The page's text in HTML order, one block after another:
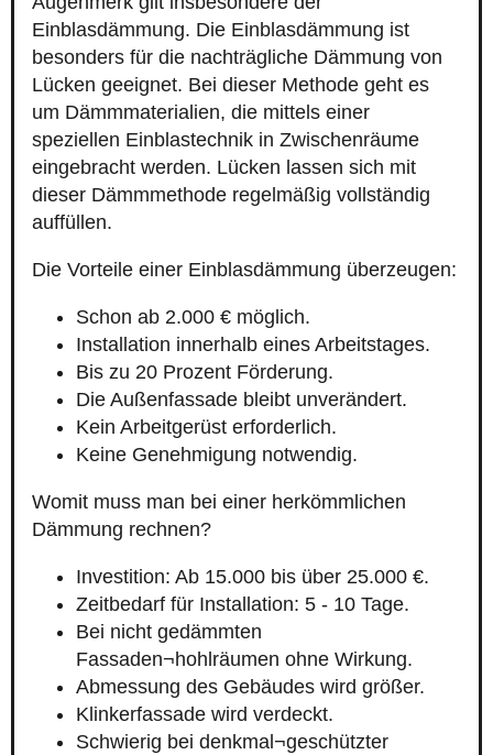
Einblasdämmung. Die Einblasdämmung ist
besonders für die nachträgliche Dämmung von
Lücken geeignet. Bei dieser Methode geht es
um Dämmmaterialien, die mittels einer
speziellen Einblastechnik in Zwischenräume
eingebracht werden. Lücken lassen sich mit
dieser Dämmmethode regelmäßig vollständig
auffüllen.
Die Vorteile einer Einblasdämmung überzeugen:
Schon ab 2.000 € möglich.
Installation innerhalb eines Arbeitstages.
Bis zu 20 Prozent Förderung.
Die Außenfassade bleibt unverändert.
Kein Arbeitgerüst erforderlich.
Keine Genehmigung notwendig.
Womit muss man bei einer herkömmlichen
Dämmung rechnen?
Investition: Ab 15.000 bis über 25.000 €.
Zeitbedarf für Installation: 5 - 10 Tage.
Bei nicht gedämmten
Fassaden¬hohlräumen ohne Wirkung.
Abmessung des Gebäudes wird größer.
Klinkerfassade wird verdeckt.
Schwierig bei denkmal¬geschützter